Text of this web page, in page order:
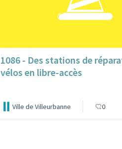
1086 - Des stations de
vélos en libre-accès
Ville de Villeurbanne 0